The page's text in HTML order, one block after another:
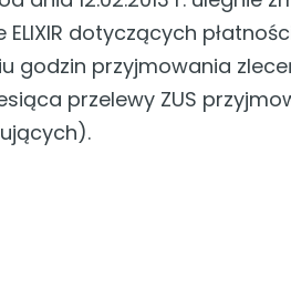
dotyczących
godzin przyjmowania
przelewy ZUS